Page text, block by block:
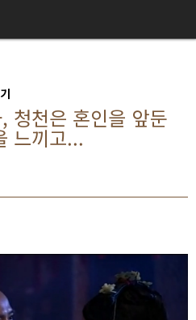
청천은 혼인을 앞둔
느끼고...